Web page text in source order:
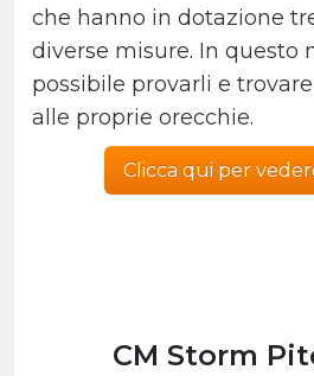
che hanno in dotazione
diverse misure. In questo
possibile provarli e
alle proprie orecchie.
Clicca qui per
CM Storm